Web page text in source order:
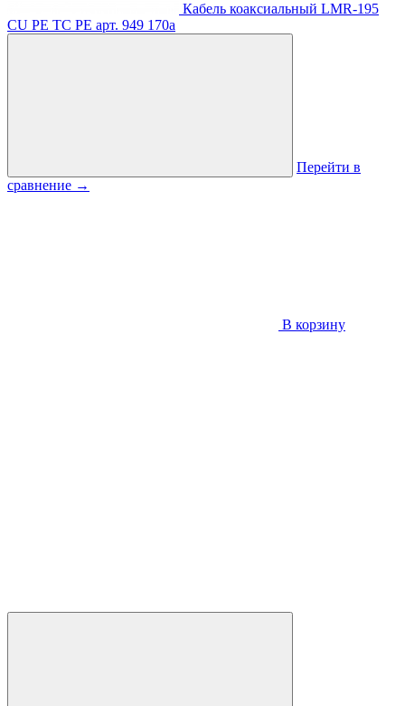
Кабель коаксиальный LMR-195
CU PE TC PE арт. 949 170a
Перейти в
сравнение →
В корзину